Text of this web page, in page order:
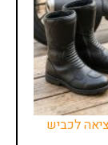
לכביש